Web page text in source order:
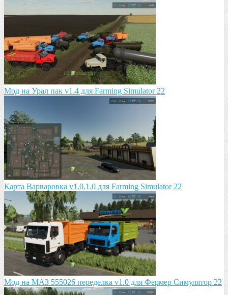
Мод на Урал пак v1.4 для Farming Simulator 22
Карта Варваровка v1.0.1.0 для Farming Simulator 22
Мод на МАЗ 555026 пeрeдeлка v1.0 для Фермер Симулятор 22